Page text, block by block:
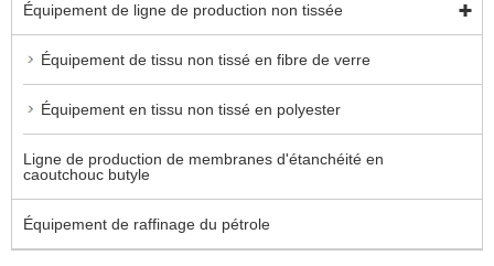
Équipement de ligne de production non tissée
Équipement de tissu non tissé en fibre de verre
Équipement en tissu non tissé en polyester
Ligne de production de membranes d'étanchéité en
caoutchouc butyle
Équipement de raffinage du pétrole